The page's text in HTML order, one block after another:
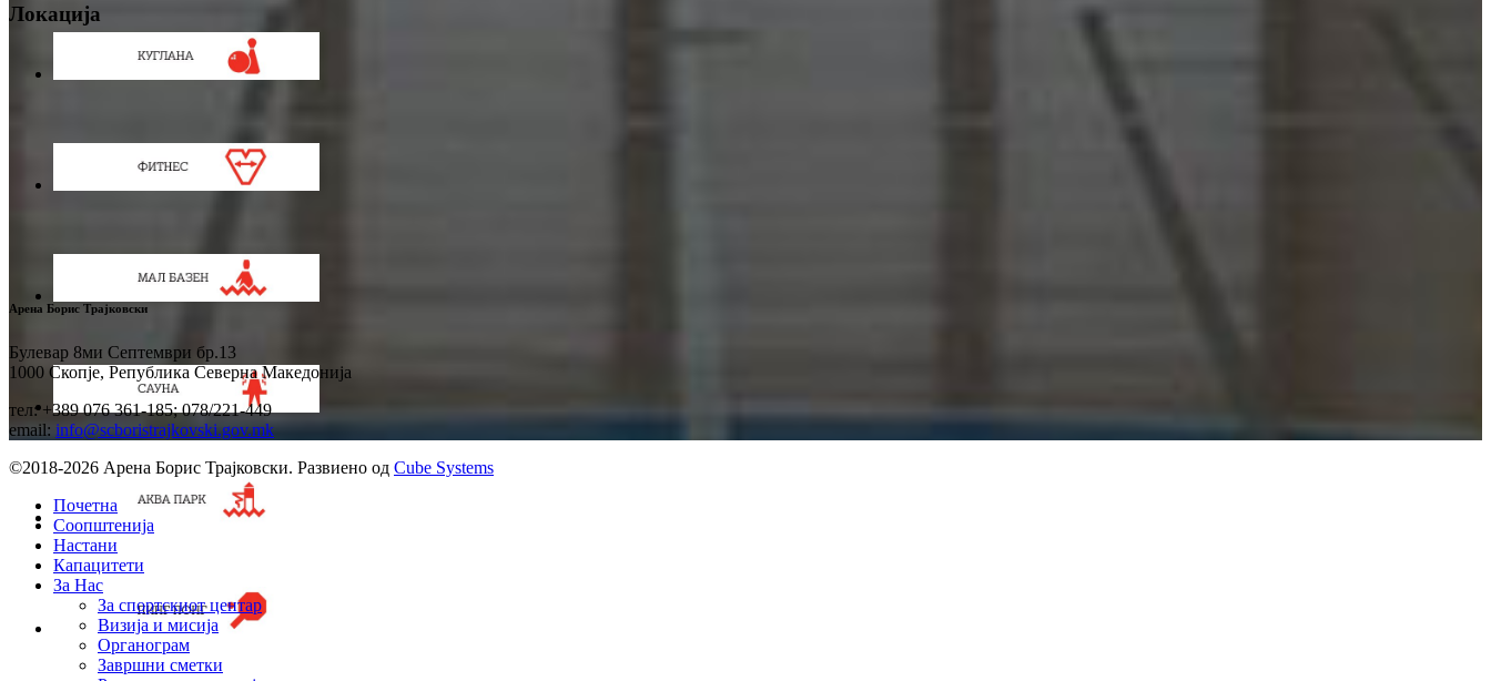
Локација
Арена Борис Трајковски
Булевар 8ми Септември бр.13
1000 Скопје, Република Северна Македонија
тел: +389 076 361-185; 078/221-449
email: info@scboristrajkovski.gov.mk
©2018-2026 Арена Борис Трајковски. Развиено од Cube Systems
Почетна
Соопштенија
Настани
Капацитети
За Нас
За спортскиот центар
Визија и мисија
Органограм
Завршни сметки